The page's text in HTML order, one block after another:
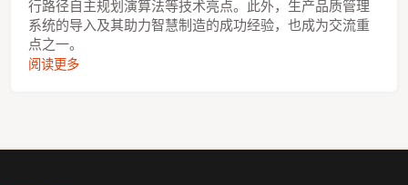
行路径自主规划演算法等技术亮点。此外，生产品质管理
系统的导入及其助力智慧制造的成功经验，也成为交流重
点之一。
阅读更多